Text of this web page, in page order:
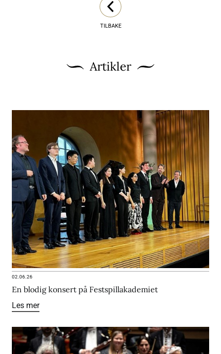
TILBAKE
Artikler
02.06.26
En blodig konsert på Festspillakademiet
Les mer